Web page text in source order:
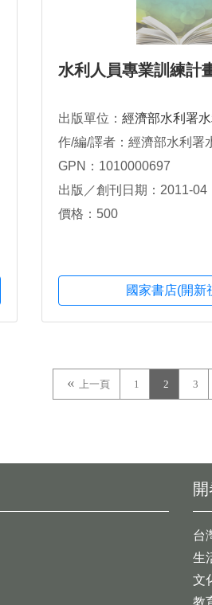
水利人員專業訓練計
出版單位： 經濟部水利署
作/編/譯者：經濟部水利署
GPN：1010000697
出版／創刊日期：2011-04
價格：500
國家書店(開新
上一頁 1 2 3
台
生
文